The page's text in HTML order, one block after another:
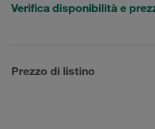
Verifica disponibilità e
Prezzo di listino